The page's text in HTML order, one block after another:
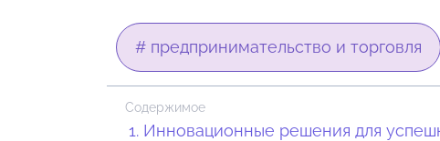
# предпринимательство и торговля
Содержимое
Инновационные решения для